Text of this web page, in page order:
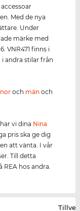
Med de nya
Under
märke med
VNR471 finns i
andra stilar från
och män och
vi dina Nina
pris ska ge dig
att vänta. I vår
Till detta
REA hos andra.